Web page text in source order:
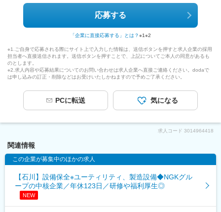
応募する
「企業に直接応募する」とは？※1※2
※1.ご自身で応募される際にサイト上で入力した情報は、送信ボタンを押すと求人企業の採用
担当者へ直接送信されます。送信ボタンを押すことで、上記についてご本人の同意があるも
のとします。
※2.求人内容や応募結果についてのお問い合わせは求人企業へ直接ご連絡ください。dodaで
は申し込みの訂正・削除などはお受けいたしかねますので予めご了承ください。
PCに転送 気になる
求人コード 3014964418
関連情報
この企業が募集中のほかの求人
【石川】設備保全※ユーティリティ、製造設備◆NGKグル
ープの中核企業／年休123日／研修や福利厚生◎
NEW